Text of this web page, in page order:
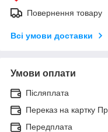
Повернення товару
Всі умови доставки
Умови оплати
Післяплата
Переказ на картку
Передплата